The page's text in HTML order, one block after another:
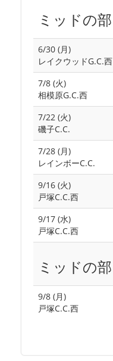
ミッドの部
6/30 (月)
レイクウッドG.C.西
7/8 (火)
相模原G.C.西
7/22 (火)
磯子C.C.
7/28 (月)
レインボーC.C.
9/16 (火)
戸塚C.C.西
9/17 (水)
戸塚C.C.西
ミッドの部
9/8 (月)
戸塚C.C.西